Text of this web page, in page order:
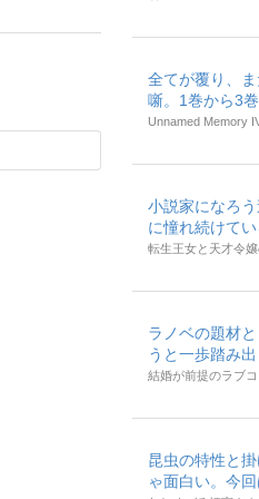
全てが覆り、
噺。1巻から3
Unnamed Memory
小説家になろ
に憧れ続けて
転生王女と天才令
ラノベの題材
うと一歩踏み
結婚が前提のラブ
昆虫の特性と
ゃ面白い。今